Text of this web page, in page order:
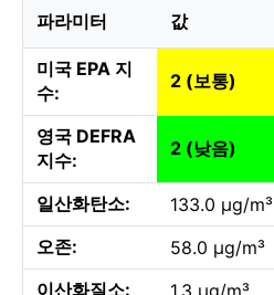
파라미터 값
미국 EPA 지
수:
2 (보통)
영국 DEFRA
지수:
2 (낮음)
일산화탄소:
133.0 µg/m³
오존:
58.0 µg/m³
이산화질소:
1.3 µg/m³